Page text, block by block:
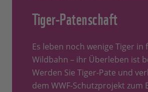
Tiger-Patenschaft
Es leben noch wenige Tiger in
Wildbahn – ihr Überleben ist
Werden Sie Tiger-Pate und
dem WWF-Schutzprojekt zum